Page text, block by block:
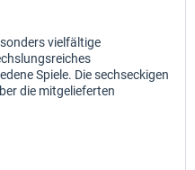
vielfältige
Spiele. Die sechseckigen
die mitgelieferten